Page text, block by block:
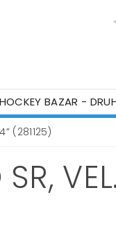
HOCKEY BAZAR -
KONTAKTY
(281125)